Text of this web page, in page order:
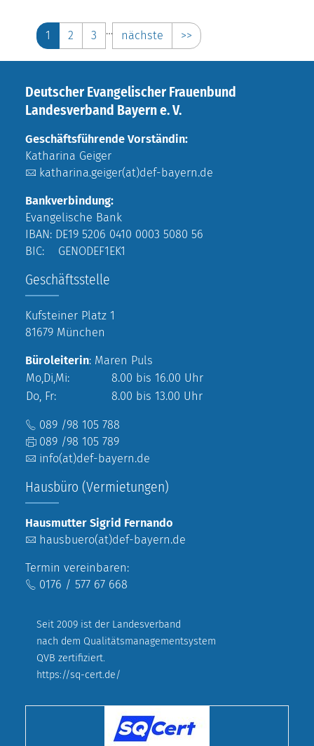
1 2 3 … nächste >>
Deutscher Evangelischer Frauenbund
Landesverband Bayern e. V.
Geschäftsführende Vorständin:
Katharina Geiger
katharina.geiger(at)def-bayern.de
Bankverbindung:
Evangelische Bank
IBAN: DE19 5206 0410 0003 5080 56
BIC: GENODEF1EK1
Geschäftsstelle
Kufsteiner Platz 1
81679 München
Büroleiterin: Maren Puls
Mo,Di,Mi:
8.00 bis 16.00 Uhr
Do, Fr:
8.00 bis 13.00 Uhr
089 /98 105 788
089 /98 105 789
info(at)def-bayern.de
Hausbüro (Vermietungen)
Hausmutter Sigrid Fernando
hausbuero(at)def-bayern.de
Termin vereinbaren:
0176 / 577 67 668
Seit 2009 ist der Landesverband
nach dem Qualitätsmanagementsystem
QVB zertifiziert.
https://sq-cert.de/